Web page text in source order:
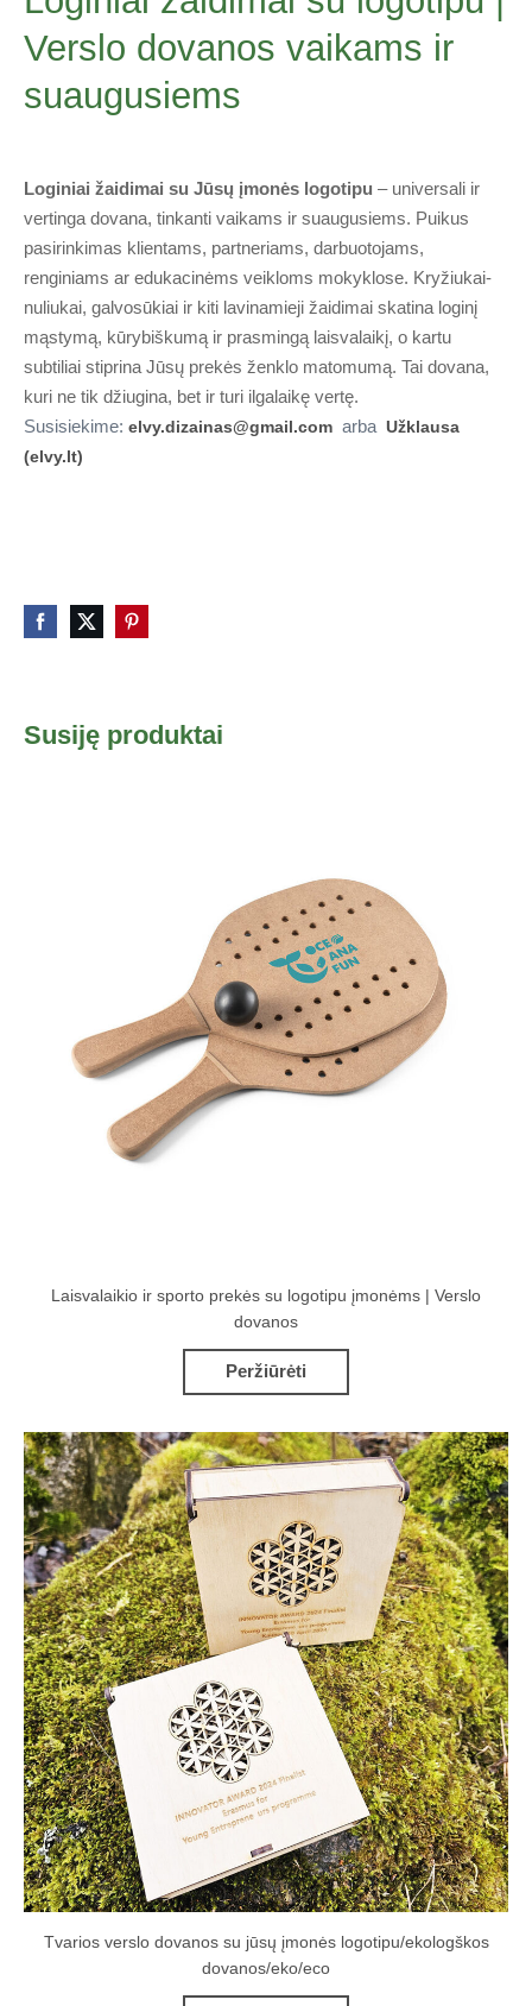
Verslo dovanos vaikams ir
suaugusiems
Loginiai žaidimai su Jūsų įmonės logotipu – universali ir
vertinga dovana, tinkanti vaikams ir suaugusiems. Puikus
pasirinkimas klientams, partneriams, darbuotojams,
renginiams ar edukacinėms veikloms mokyklose. Kryžiukai-
nuliukai, galvosūkiai ir kiti lavinamieji žaidimai skatina loginį
mąstymą, kūrybiškumą ir prasmingą laisvalaikį, o kartu
subtiliai stiprina Jūsų prekės ženklo matomumą. Tai dovana,
kuri ne tik džiugina, bet ir turi ilgalaikę vertę.
Susisiekime: elvy.dizainas@gmail.com arba Užklausa
(elvy.lt)
Susiję produktai
Laisvalaikio ir sporto prekės su logotipu įmonėms | Verslo
dovanos
Peržiūrėti
Tvarios verslo dovanos su jūsų įmonės logotipu/ekologškos
dovanos/eko/eco